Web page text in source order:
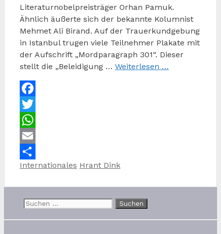
Literaturnobelpreisträger Orhan Pamuk.
Ähnlich äußerte sich der bekannte Kolumnist
Mehmet Ali Birand. Auf der Trauerkundgebung
in Istanbul trugen viele Teilnehmer Plakate mit
der Aufschrift „Mordparagraph 301“. Dieser
stellt die „Beleidigung … Weiterlesen …
Facebook
Twitter
WhatsApp
Email
Teilen
Kategorien
Internationales Schlagwörter
Hrant Dink
Suchen